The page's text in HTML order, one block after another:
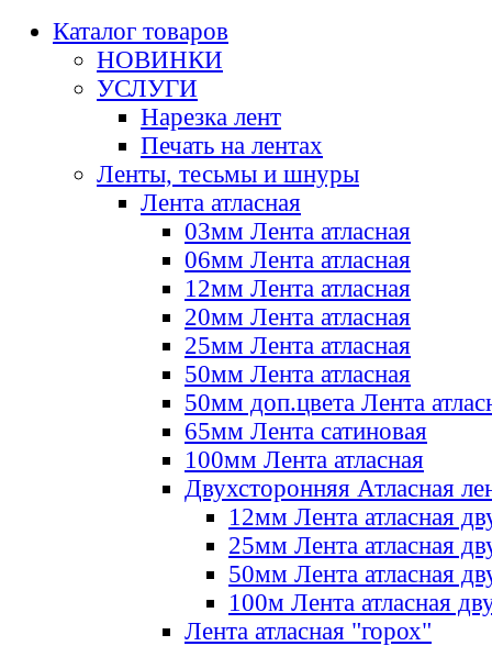
Каталог товаров
НОВИНКИ
УСЛУГИ
Нарезка лент
Печать на лентах
Ленты, тесьмы и шнуры
Лента атласная
03мм Лента атласная
06мм Лента атласная
12мм Лента атласная
20мм Лента атласная
25мм Лента атласная
50мм Лента атласная
50мм доп.цвета Лента
65мм Лента сатиновая
100мм Лента атласная
Двухсторонняя Атласная
12мм Лента атласная
25мм Лента атласная
50мм Лента атласная
100м Лента атласная
Лента атласная "горох"